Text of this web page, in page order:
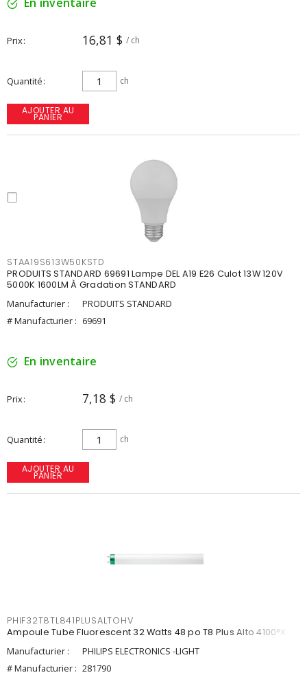
Prix 16,81 $ / ch
Quantité ch
AJOUTER AU
PANIER
STAA19S613W50KSTD
PRODUITS STANDARD 69691 Lampe DEL A19 E26 Culot 13W 120V
5000K 1600LM À Gradation STANDARD
Manufacturier :
PRODUITS STANDARD
# Manufacturier : 69691
En inventaire
Prix 7,18 $ / ch
Quantité ch
AJOUTER AU
PANIER
PHIF32T8TL841PLUSALTOHV
Ampoule Tube Fluorescent 32 Watts 48 po T8 Plus Alto 4100°K
Manufacturier :
PHILIPS ELECTRONICS -LIGHT
# Manufacturier : 281790